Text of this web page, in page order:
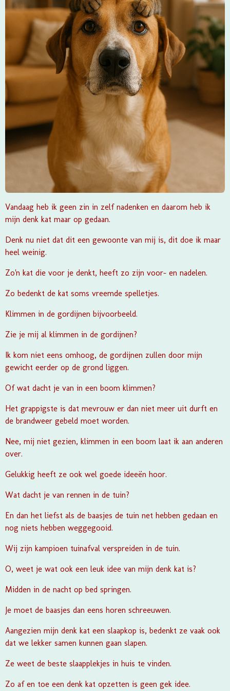
Vandaag heb ik geen zin in zelf nadenken en daarom heb ik
mijn denk kat maar op gedaan.
Denk nu niet dat dit een gewoonte van mij is, dit doe ik maar
heel weinig.
Zo'n kat die voor je denkt, heeft zo zijn voor- en nadelen.
Zo bedenkt de kat soms vreemde spelletjes.
Klimmen in de gordijnen bijvoorbeeld.
Zie je mij al klimmen in de gordijnen?
Ik kom niet eens omhoog, de gordijnen zullen door mijn
gewicht eerder op de grond liggen.
Of wat dacht je van in een boom klimmen?
Het grappigste is dat mevrouw er dan niet meer uit durft en
de brandweer gebeld moet worden.
Nee, mij niet gezien, klimmen in een boom laat ik aan anderen
over.
Gelukkig heeft ze ook wel goede ideeën hoor.
Wat dacht je van rennen in de tuin?
En dan het liefst als de baasjes de tuin net hebben gedaan en
nog niets hebben weggegooid.
Wij zijn kampioen tuinafval verspreiden in de tuin.
O, weet je wat ook een leuk idee van mijn denk kat is?
Midden in de nacht op bed springen.
Je moet de baasjes dan eens horen schreeuwen.
Aangezien mijn denk kat een slaapkop is, bedenkt ze vaak ook
dat we lekker samen kunnen gaan slapen.
Ze weet de beste slaapplekjes in huis te vinden.
Zo af en toe een denk kat opzetten is geen gek idee.